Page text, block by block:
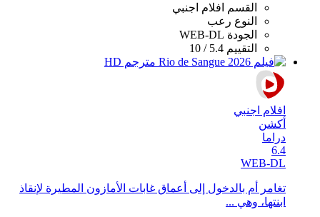
القسم
افلام اجنبي
النوع رعب
الجودة WEB-DL
التقييم 5.4 / 10
افلام اجنبي
أكشن
دراما
6.4
WEB-DL
تغامر أم بالدخول إلى أعماق غابات الأمازون المطيرة لإنقاذ
ابنتها، وهي ...